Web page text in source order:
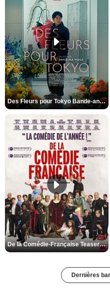
Des Fleurs pour Tokyo Bande-annonce VO STFR
De la Comédie-Française Teaser (3) VF
Dernières